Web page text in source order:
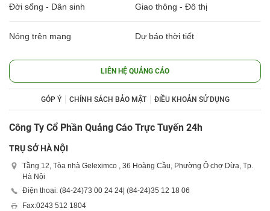
Đời sống - Dân sinh Giao thông - Đô thị
Nóng trên mạng Dự báo thời tiết
LIÊN HỆ QUẢNG CÁO
GÓP Ý CHÍNH SÁCH BẢO MẬT ĐIỀU KHOẢN SỬ DỤNG
Công Ty Cổ Phần Quảng Cáo Trực Tuyến 24h
TRỤ SỞ HÀ NỘI
Tầng 12, Tòa nhà Geleximco , 36 Hoàng Cầu, Phường Ô chợ Dừa, Tp.
Hà Nội
Điện thoại: (84-24)73 00 24 24 | (84-24)35 12 18 06
Fax:0243 512 1804